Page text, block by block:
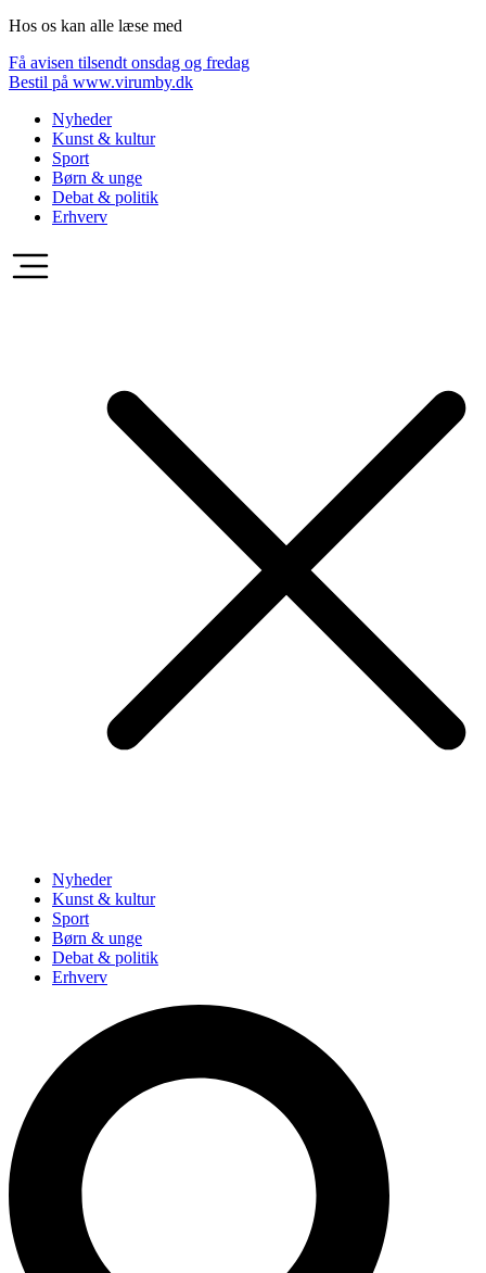
Hos os kan alle læse med
Få avisen tilsendt onsdag og fredag
Bestil på www.virumby.dk
Nyheder
Kunst & kultur
Sport
Børn & unge
Debat & politik
Erhverv
Nyheder
Kunst & kultur
Sport
Børn & unge
Debat & politik
Erhverv